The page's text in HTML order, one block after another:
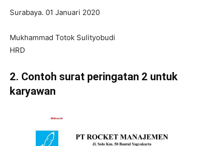
Surabaya. 01 Januari 2020
Mukhammad Totok Sulityobudi
HRD
2. Contoh surat peringatan 2 untuk
karyawan